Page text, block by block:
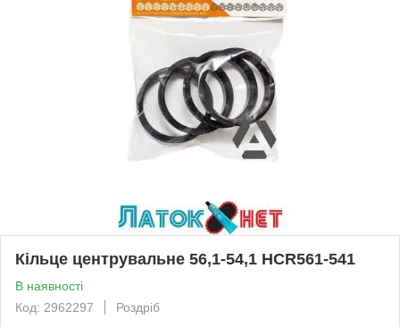
Кільце центрувальне 56,1-54,1 HCR561-541
В наявності
Код: 2962297
Роздріб